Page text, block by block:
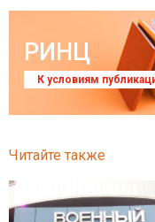
РИНЦ
К условиям
Читайте также